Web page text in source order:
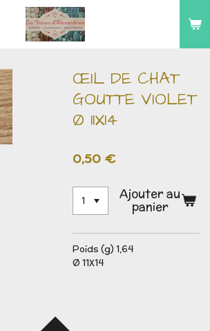
ŒIL DE CHAT
GOUTTE VIOLET
Ø 11X14
0,50 €
Ajouter au
panier
Poids (g) 1,64
Ø 11X14